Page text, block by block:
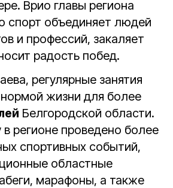
Врио главы региона
спорт объединяет людей
и профессий, закаляет
радость побед.
регулярные занятия
жизни для более
Белгородской области.
регионе проведено более
спортивных событий,
областные
марафоны, а также